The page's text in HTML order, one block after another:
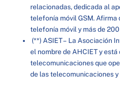
relacionadas, dedicada al
telefonía móvil GSM.
telefonía móvil y más de
(**) ASIET – La Asociación
el nombre de AHCIET y
telecomunicaciones que
de las telecomunicaciones